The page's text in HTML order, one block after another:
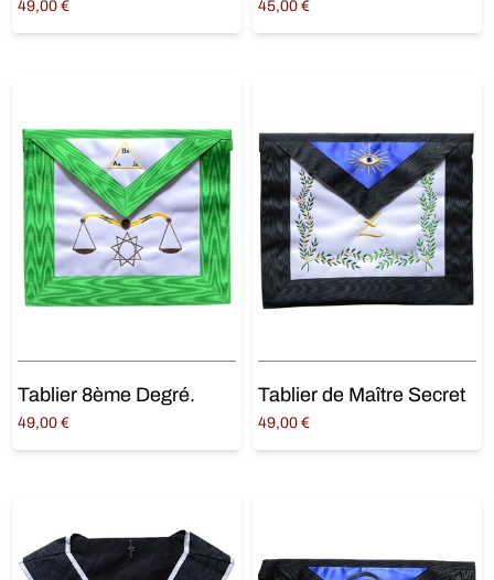
49,00 €
Ajouter au panier
45,00 €
Ajouter au panier
Tablier 8ème Degré.
49,00 €
Ajouter au panier
Tablier de Maître Secret
49,00 €
Ajouter au panier